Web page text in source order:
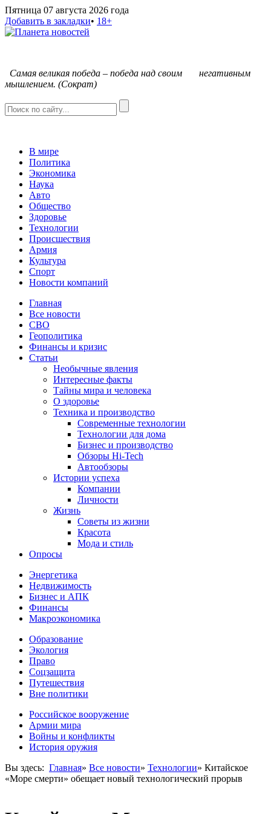
Пятница 07 августа 2026 года
Добавить в закладки• 18+
Самая великая победа – победа над своим негативным
мышлением. (Сократ)
В мире
Политика
Экономика
Наука
Авто
Общество
Здоровье
Технологии
Происшествия
Армия
Культура
Спорт
Новости компаний
Главная
Все новости
СВО
Геополитика
Финансы и кризис
Статьи
Необычные явления
Интересные факты
Тайны мира и человека
О здоровье
Техника и производство
Современные технологии
Технологии для дома
Бизнес и производство
Обзоры Hi-Tech
Автообзоры
Истории успеха
Компании
Личности
Жизнь
Советы из жизни
Красота
Мода и стиль
Опросы
Энергетика
Недвижимость
Бизнес и АПК
Финансы
Макроэкономика
Образование
Экология
Право
Соцзащита
Путешествия
Вне политики
Российское вооружение
Армии мира
Войны и конфликты
История оружия
Вы здесь: Главная» Все новости» Технологии» Китайское
«Море смерти» обещает новый технологический прорыв